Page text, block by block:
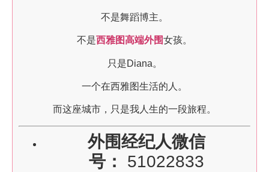
不是舞蹈博主。
不是西雅图高端外围女孩。
只是Diana。
一个在西雅图生活的人。
而这座城市，只是我人生的一段旅程。
外围经纪人微信
号：
51022833